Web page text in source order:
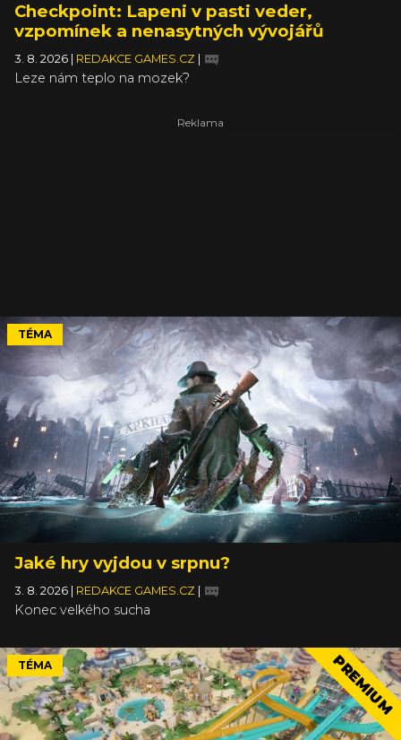
Checkpoint: Lapeni v pasti veder,
vzpomínek a nenasytných vývojářů
3. 8. 2026 REDAKCE GAMES.CZ
Leze nám teplo na mozek?
TÉMA
Jaké hry vyjdou v srpnu?
3. 8. 2026 REDAKCE GAMES.CZ
Konec velkého sucha
TÉMA PREMIUM